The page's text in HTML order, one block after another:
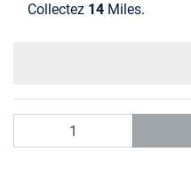
Collectez 14 Miles.